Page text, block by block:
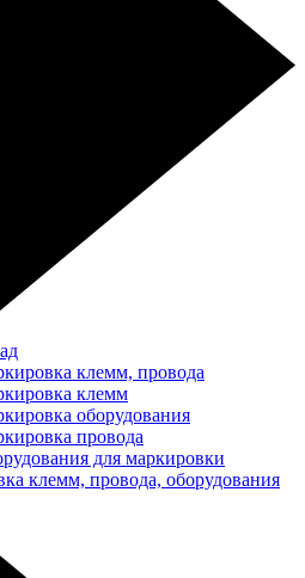
клемм, провода
клемм
оборудования
провода
для маркировки
клемм, провода, оборудования